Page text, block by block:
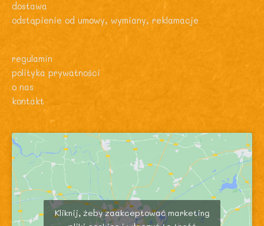
dostawa
odstąpienie od umowy, wymiany, reklamacje
regulamin
polityka prywatności
o nas
kontakt
Kliknij, żeby zaakceptować marketing